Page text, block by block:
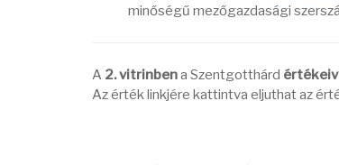
minőségű mezőgazdasági
A 2. vitrinbena Szentgotthárd
Az érték linkjére kattintva eljuthat az